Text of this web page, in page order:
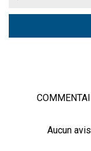
Aucun